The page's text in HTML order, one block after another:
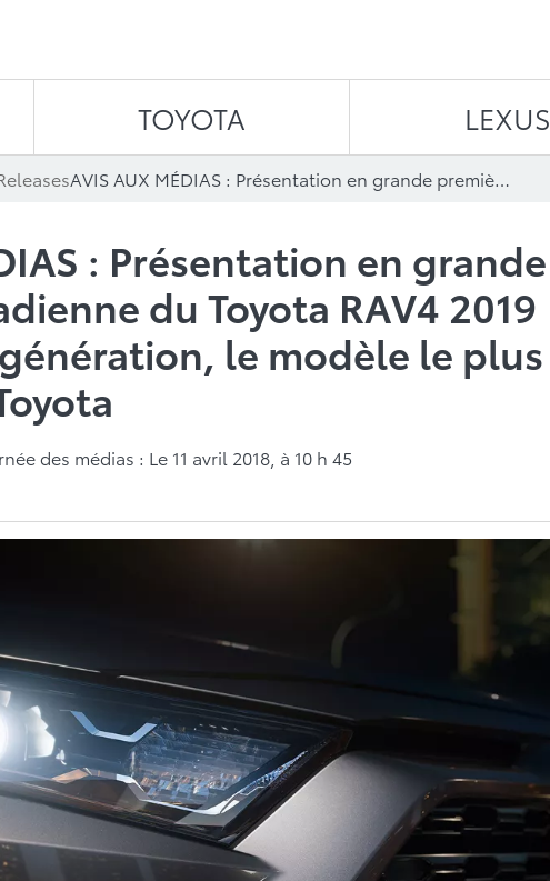
TOYOTA LEXUS
AVIS AUX MÉDIAS : Présentation en grande première canadienne du Toyota RAV4 2019 de prochaine génération, le modèle le plus populaire de Toyota
: Présentation en grande
du Toyota RAV4 2019
le modèle le plus
des médias : Le 11 avril 2018, à 10 h 45